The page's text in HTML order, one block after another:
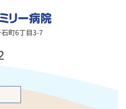
町6丁目3-7